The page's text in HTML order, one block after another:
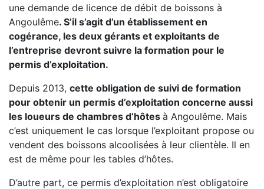
une demande de licence de débit de boissons à
Angoulême. S’il s’agit d’un établissement en
cogérance, les deux gérants et exploitants de
l’entreprise devront suivre la formation pour le
permis d’exploitation.
Depuis 2013, cette obligation de suivi de formation
pour obtenir un permis d’exploitation concerne aussi
les loueurs de chambres d’hôtes à Angoulême. Mais
c’est uniquement le cas lorsque l’exploitant propose ou
vendent des boissons alcoolisées à leur clientèle. Il en
est de même pour les tables d’hôtes.
D’autre part, ce permis d’exploitation n’est obligatoire